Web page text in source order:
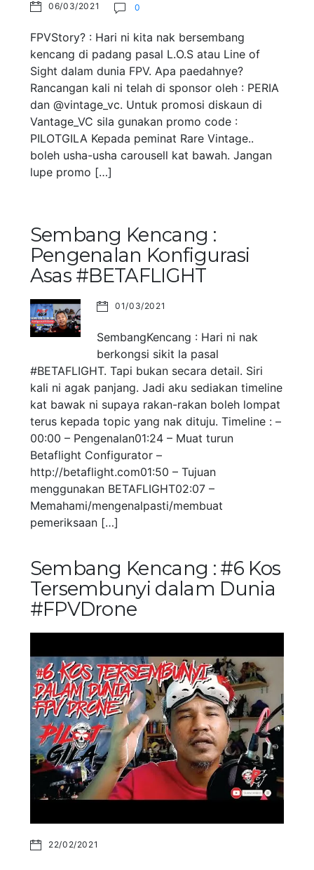
06/03/2021 0
FPVStory? : Hari ni kita nak bersembang
kencang di padang pasal L.O.S atau Line of
Sight dalam dunia FPV. Apa paedahnye?
Rancangan kali ni telah di sponsor oleh : PERIA
dan @vintage_vc. Untuk promosi diskaun di
Vantage_VC sila gunakan promo code :
PILOTGILA Kepada peminat Rare Vintage..
boleh usha-usha carousell kat bawah. Jangan
lupe promo […]
Sembang Kencang :
Pengenalan Konfigurasi
Asas #BETAFLIGHT
01/03/2021
SembangKencang : Hari ni nak
berkongsi sikit la pasal
#BETAFLIGHT. Tapi bukan secara detail. Siri
kali ni agak panjang. Jadi aku sediakan timeline
kat bawak ni supaya rakan-rakan boleh lompat
terus kepada topic yang nak dituju. Timeline : –
00:00 – Pengenalan01:24 – Muat turun
Betaflight Configurator –
http://betaflight.com01:50 – Tujuan
menggunakan BETAFLIGHT02:07 –
Memahami/mengenalpasti/membuat
pemeriksaan […]
Sembang Kencang : #6 Kos
Tersembunyi dalam Dunia
#FPVDrone
22/02/2021